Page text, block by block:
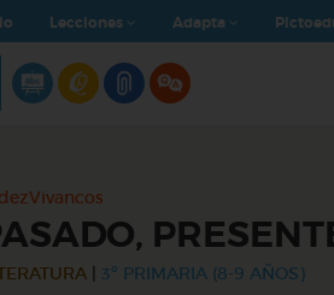
Lecciones Adapta
3º PRIMARIA (8-9 AÑOS)